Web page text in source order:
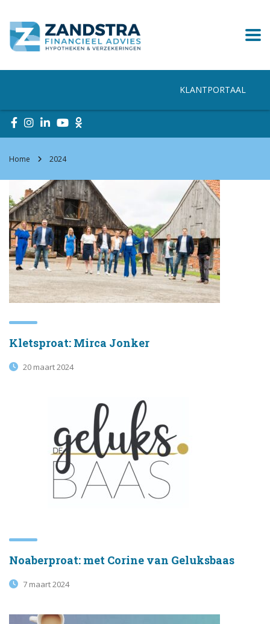
KLANTPORTAAL
Home 2024
Kletsproat: Mirca Jonker
20 maart 2024
Noaberproat: met Corine van Geluksbaas
7 maart 2024